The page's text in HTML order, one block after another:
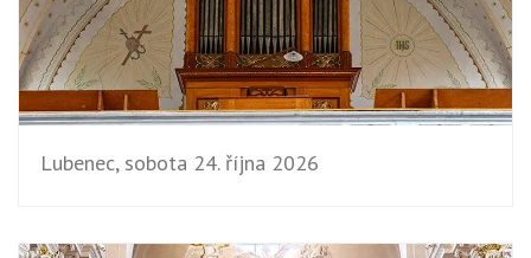
Lubenec, sobota 24. října 2026